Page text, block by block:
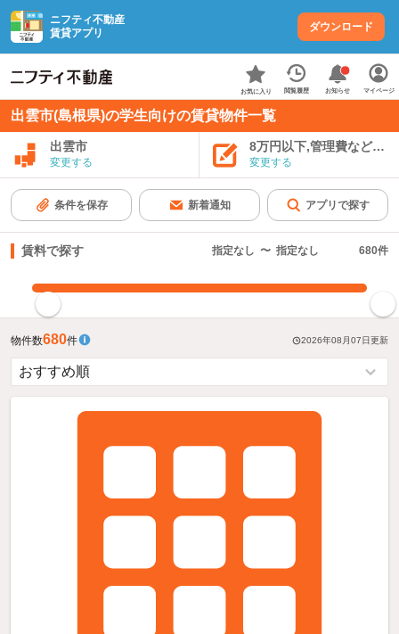
ニフティ不動産
賃貸アプリ
ダウンロード
お気に入り 閲覧履歴 お知らせ マイページ
出雲市(島根県)の学生向けの賃貸物件一覧
出雲市
変更する
8万円以下,管理費など込み
変更する
条件を保存 新着通知 アプリで探す
賃料で探す 指定なし 〜 指定なし 680件
物件数680件 2026年08月07日更新